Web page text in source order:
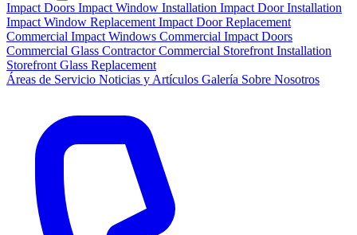
Impact Doors Impact Window Installation Impact Door Installation
Impact Window Replacement Impact Door Replacement
Commercial Impact Windows Commercial Impact Doors
Commercial Glass ContractorCommercial Storefront Installation
Storefront Glass Replacement
Áreas de Servicio Noticias y Artículos Galería Sobre Nosotros